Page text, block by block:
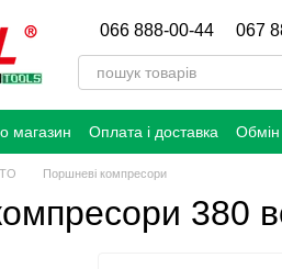
066 888-00-44 067
магазин Оплата і доставка
Поршневі компресори
380